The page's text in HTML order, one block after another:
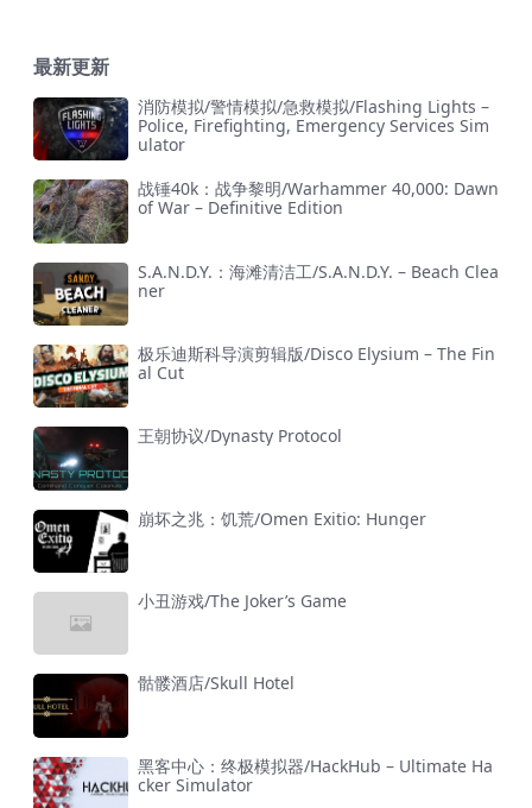
最新更新
消防模拟/警情模拟/急救模拟/Flashing Lights –
Police, Firefighting, Emergency Services Sim
ulator
战锤40k：战争黎明/Warhammer 40,000: Dawn
of War – Definitive Edition
S.A.N.D.Y.：海滩清洁工/S.A.N.D.Y. – Beach Clea
ner
极乐迪斯科导演剪辑版/Disco Elysium – The Fin
al Cut
王朝协议/Dynasty Protocol
崩坏之兆：饥荒/Omen Exitio: Hunger
小丑游戏/The Joker’s Game
骷髅酒店/Skull Hotel
黑客中心：终极模拟器/HackHub – Ultimate Ha
cker Simulator